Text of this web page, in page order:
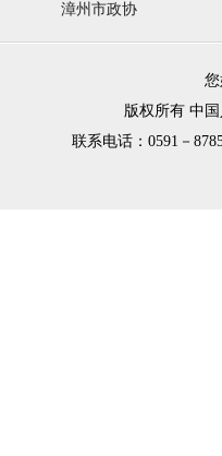
漳州市政协
版权所有 中
联系电话：0591－